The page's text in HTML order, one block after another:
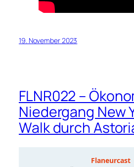
19. November 2023
FLNR022 –
Niedergang New
Walk durch